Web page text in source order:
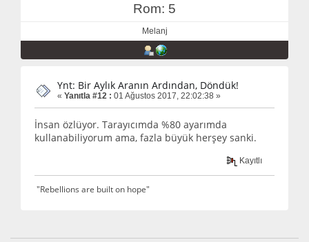
Rom: 5
Melanj
Ynt: Bir Aylık Aranın Ardından, Döndük!
« Yanıtla #12 : 01 Ağustos 2017, 22:02:38 »
İnsan özlüyor. Tarayıcımda %80 ayarımda
kullanabiliyorum ama, fazla büyük herşey sanki.
Kayıtlı
"Rebellions are built on hope"